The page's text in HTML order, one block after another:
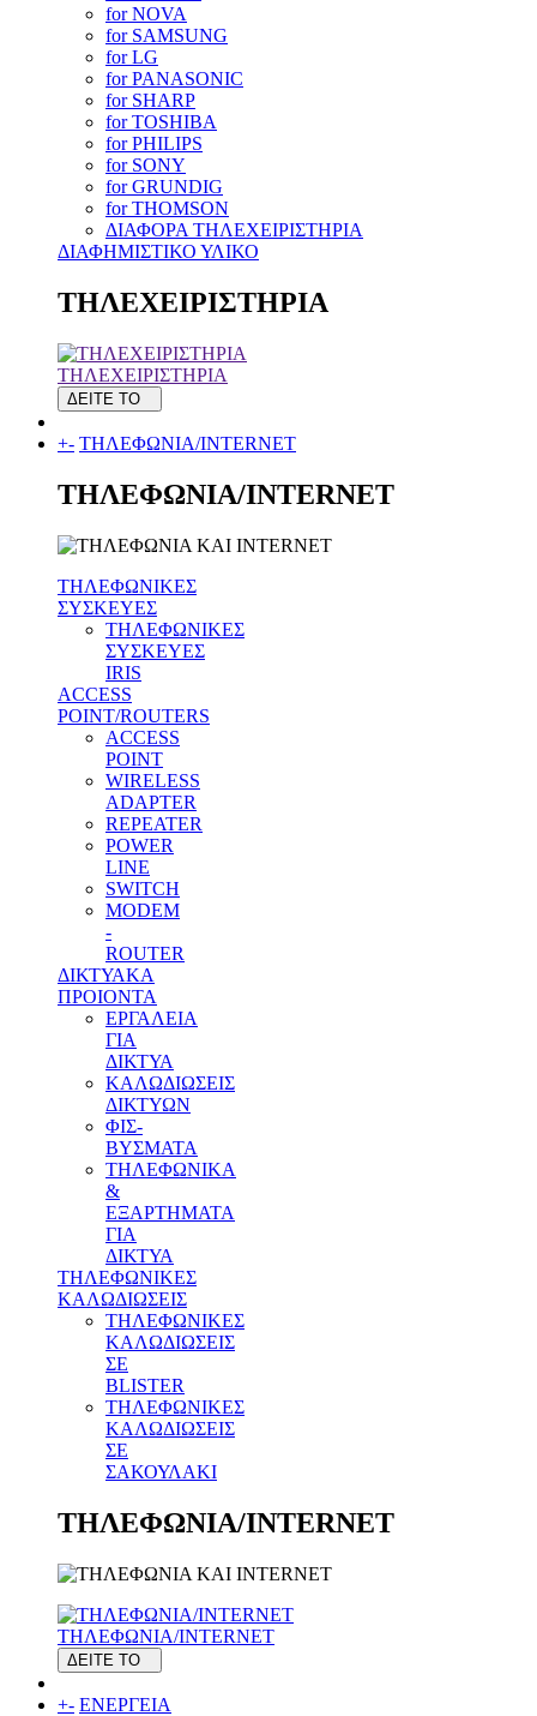
for NOVA
for SAMSUNG
for LG
for PANASONIC
for SHARP
for TOSHIBA
for PHILIPS
for SONY
for GRUNDIG
for THOMSON
ΔΙΑΦΟΡΑ ΤΗΛΕΧΕΙΡΙΣΤΗΡΙΑ
ΔΙΑΦΗΜΙΣΤΙΚΟ ΥΛΙΚΟ
ΤΗΛΕΧΕΙΡΙΣΤΗΡΙΑ
ΤΗΛΕΧΕΙΡΙΣΤΗΡΙΑ
ΔΕΙΤΕ ΤΟ
+- ΤΗΛΕΦΩΝΙΑ/INTERNET
ΤΗΛΕΦΩΝΙΑ/INTERNET
ΤΗΛΕΦΩΝΙΚΕΣ
ΣΥΣΚΕΥΕΣ
ΤΗΛΕΦΩΝΙΚΕΣ
ΣΥΣΚΕΥΕΣ
IRIS
ACCESS
POINT/ROUTERS
ACCESS
POINT
WIRELESS
ADAPTER
REPEATER
POWER
LINE
SWITCH
MODEM
-
ROUTER
ΔΙΚΤΥΑΚΑ
ΠΡΟΙΟΝΤΑ
ΕΡΓΑΛΕΙΑ
ΓΙΑ
ΔΙΚΤΥΑ
ΚΑΛΩΔΙΩΣΕΙΣ
ΔΙΚΤΥΩΝ
ΦΙΣ-
ΒΥΣΜΑΤΑ
THΛΕΦΩΝΙΚΑ
&
ΕΞΑΡΤΗΜΑΤΑ
ΓΙΑ
ΔΙΚΤΥΑ
ΤΗΛΕΦΩΝΙΚΕΣ
ΚΑΛΩΔΙΩΣΕΙΣ
ΤΗΛΕΦΩΝΙΚΕΣ
ΚΑΛΩΔΙΩΣΕΙΣ
ΣΕ
BLISTER
ΤΗΛΕΦΩΝΙΚΕΣ
ΚΑΛΩΔΙΩΣΕΙΣ
ΣΕ
ΣΑΚΟΥΛΑΚΙ
ΤΗΛΕΦΩΝΙΑ/INTERNET
ΤΗΛΕΦΩΝΙΑ/INTERNET
ΔΕΙΤΕ ΤΟ
+- ΕΝΕΡΓΕΙΑ